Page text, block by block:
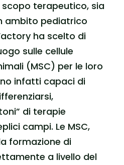
terapeutico, sia
ambito pediatrico
ha scelto di
sulle cellule
(MSC) per le loro
infatti capaci di
di terapie
campi. Le MSC,
formazione di
a livello del